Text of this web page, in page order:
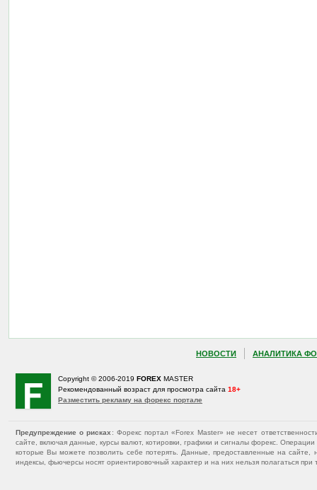
НОВОСТИ АНАЛИТИКА
Copyright © 2006-2019 FOREX MASTER
Рекомендованный возраст для просмотра сайта 18+
Разместить рекламу на форекс портале
Предупреждение о рисках : Форекс портал «Forex Master» не несет
сайте, включая данные, курсы валют, котировки, графики и сигналы форекс.
которые Вы можете позволить себе потерять. Данные, предоставленные на
индексы, фьючерсы носят ориентировочный характер и на них нельзя полагаться при